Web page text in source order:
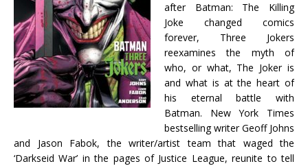
after Batman: The Killing
Joke changed comics
forever, Three Jokers
reexamines the myth of
who, or what, The Joker is
and what is at the heart of
his eternal battle with
Batman. New York Times
bestselling writer Geoff Johns
and Jason Fabok, the writer/artist team that waged the
‘Darkseid War’ in the pages of Justice League, reunite to tell